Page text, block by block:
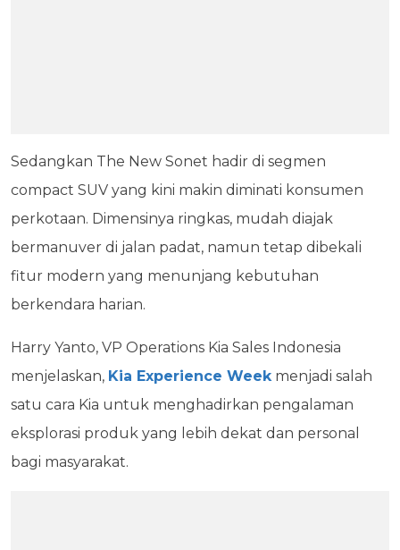
Sedangkan The New Sonet hadir di segmen
compact SUV yang kini makin diminati konsumen
perkotaan. Dimensinya ringkas, mudah diajak
bermanuver di jalan padat, namun tetap dibekali
fitur modern yang menunjang kebutuhan
berkendara harian.
Harry Yanto, VP Operations Kia Sales Indonesia
menjelaskan, Kia Experience Week menjadi salah
satu cara Kia untuk menghadirkan pengalaman
eksplorasi produk yang lebih dekat dan personal
bagi masyarakat.